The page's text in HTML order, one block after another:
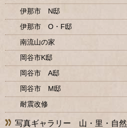
伊那市 N邸
伊那市 O・F邸
南流山の家
岡谷市K邸
岡谷市 A邸
岡谷市 M邸
耐震改修
写真ギャラリー 山・里・自然